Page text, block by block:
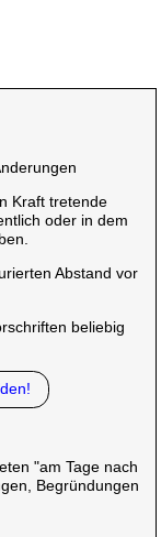
Kraft tretende
oder in dem
Abstand vor
beliebig
"am Tage nach
Begründungen